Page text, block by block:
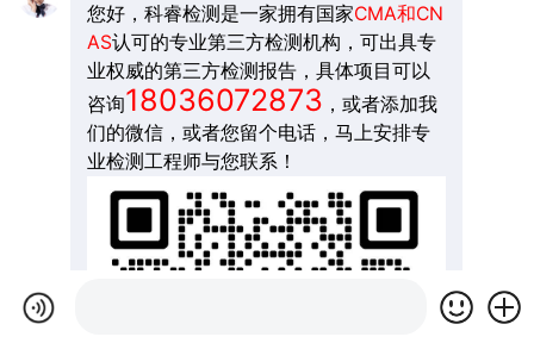
您好，科睿检测是一家拥有国家CMA和CN
AS认可的专业第三方检测机构，可出具专
业权威的第三方检测报告，具体项目可以
咨询18036072873 ，或者添加我
们的微信，或者您留个电话，马上安排专
业检测工程师与您联系！